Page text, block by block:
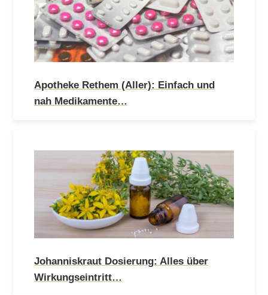
Apotheke Rethem (Aller): Einfach und
nah Medikamente…
Johanniskraut Dosierung: Alles über
Wirkungseintritt…